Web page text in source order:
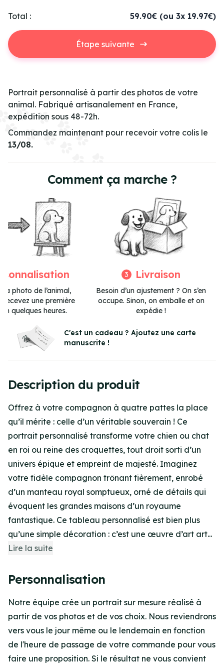
Portrait personnalisé à partir des photos de votre
animal. Fabriqué artisanalement en France,
expédition sous 48-72h.
Commandez maintenant pour recevoir votre colis le
13/08.
Total : 59.90€ (ou 3x 19.97€)
Étape suivante
Comment ça marche ?
photo de l’animal,
recevez une première
quelques heures.
3 Livraison
Besoin d’un ajustement ? On s’en
occupe. Sinon, on emballe et on
expédie !
C'est un cadeau ? Ajoutez une carte
manuscrite !
Description du produit
Offrez à votre compagnon à quatre pattes la place
qu’il mérite : celle d’un véritable souverain ! Ce
portrait personnalisé transforme votre chien ou chat
en roi ou reine des croquettes, tout droit sorti d’un
univers épique et empreint de majesté. Imaginez
votre fidèle compagnon trônant fièrement, enrobé
d’un manteau royal somptueux, orné de détails qui
évoquent les grandes maisons d’un royaume
fantastique. Ce tableau personnalisé est bien plus
qu’une simple décoration : c’est une œuvre d’art art...
Lire la suite
Personnalisation
Notre équipe crée un portrait sur mesure réalisé à
partir de vos photos et de vos choix. Nous reviendrons
vers vous le jour même ou le lendemain en fonction
de l'heure de passage de votre commande pour vous
faire une proposition. Si le résultat ne vous convient